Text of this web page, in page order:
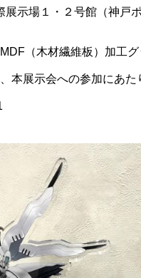
示場１・２号館（神戸
（木材繊維板）加工グ
本展示会への参加にあた